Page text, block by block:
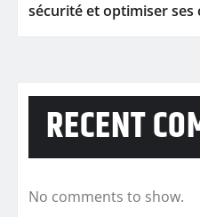
sécurité et optimiser ses
RECENT
No comments to show.